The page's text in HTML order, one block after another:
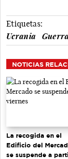
Etiquetas:
Ucrania
NOTICIAS
La recogida en el
Edificio del
se suspende a